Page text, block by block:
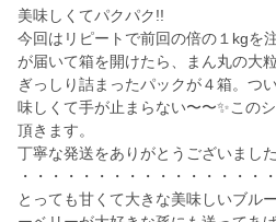
美味しくてパクパク!!
今回はリピートで前回の倍の１kgを
が届いて箱を開けたら、まん丸の大
ぎっしり詰まったパックが４箱。つ
味しくて手が止まらない〜〜✨この
頂きます。
丁寧な発送をありがとうございました
・・・・・・・・・・・・・・・・
とっても甘くて大きな美味しいブル